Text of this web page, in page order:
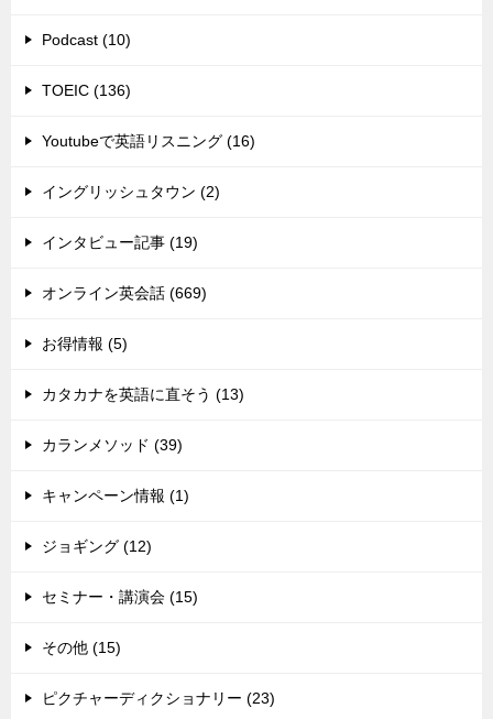
Podcast (10)
TOEIC (136)
Youtubeで英語リスニング (16)
イングリッシュタウン (2)
インタビュー記事 (19)
オンライン英会話 (669)
お得情報 (5)
カタカナを英語に直そう (13)
カランメソッド (39)
キャンペーン情報 (1)
ジョギング (12)
セミナー・講演会 (15)
その他 (15)
ピクチャーディクショナリー (23)